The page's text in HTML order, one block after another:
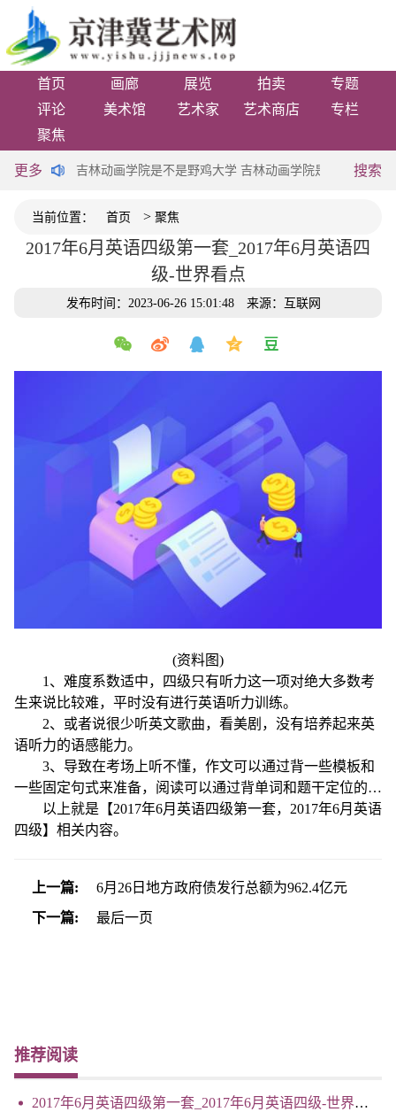
首页 画廊 展览 拍卖
专题
评论
美术馆 艺术家 艺术商店
专栏
聚焦
更多
962.4亿元 吉林动画学院是不是野鸡大学 吉林动画学院是几本 200
搜索
当前位置： 首页 > 聚焦
2017年6月英语四级第一套_2017年6月英语四
级-世界看点
发布时间：2023-06-26 15:01:48 来源：互联网
(资料图)
1、难度系数适中，四级只有听力这一项对绝大多数考
生来说比较难，平时没有进行英语听力训练。
2、或者说很少听英文歌曲，看美剧，没有培养起来英
语听力的语感能力。
3、导致在考场上听不懂，作文可以通过背一些模板和
一些固定句式来准备，阅读可以通过背单词和题干定位的
以上就是【2017年6月英语四级第一套，2017年6月英语
四级】相关内容。
上一篇:
6月26日地方政府债发行总额为962.4亿元
下一篇:
最后一页
推荐阅读
2017年6月英语四级第一套_2017年6月英语四级-世界看点